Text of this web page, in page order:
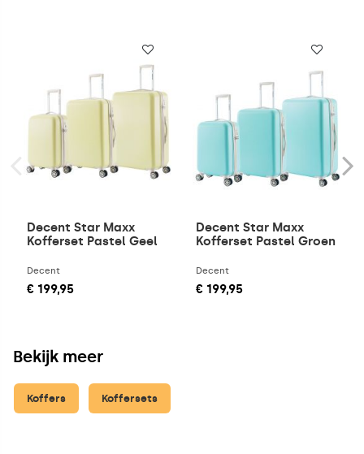
Decent Star Maxx
Kofferset Pastel Geel
Decent
€ 199,95
Decent Star Maxx
Kofferset Pastel Groen
Decent
€ 199,95
Bekijk meer
Koffers Koffersets